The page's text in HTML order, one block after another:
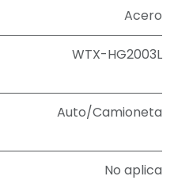
Acero
WTX-HG2003L
Auto/Camioneta
No aplica